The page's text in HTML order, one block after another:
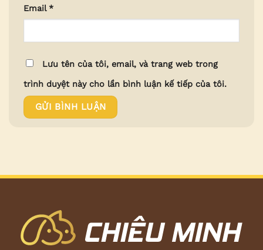
Email*
Lưu tên của tôi, email, và trang web trong
trình duyệt này cho lần bình luận kế tiếp của tôi.